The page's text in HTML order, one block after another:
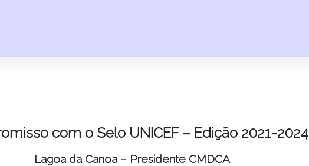
com o Selo UNICEF – Edição 2021-2024
Lagoa da Canoa – Presidente CMDCA